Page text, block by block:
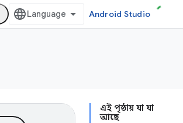
Android Studio
এই পৃষ্ঠায় যা যা
আছে